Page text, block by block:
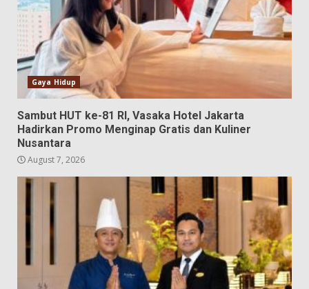
Gaya Hidup
Sambut HUT ke-81 RI, Vasaka Hotel Jakarta
Hadirkan Promo Menginap Gratis dan Kuliner
Nusantara
August 7, 2026